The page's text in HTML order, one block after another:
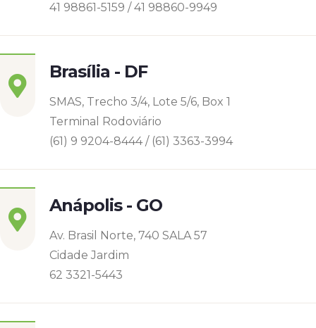
41 98861-5159 / 41 98860-9949
Brasília - DF
SMAS, Trecho 3/4, Lote 5/6, Box 1
Terminal Rodoviário
(61) 9 9204-8444 / (61) 3363-3994
Anápolis - GO
Av. Brasil Norte, 740 SALA 57
Cidade Jardim
62 3321-5443